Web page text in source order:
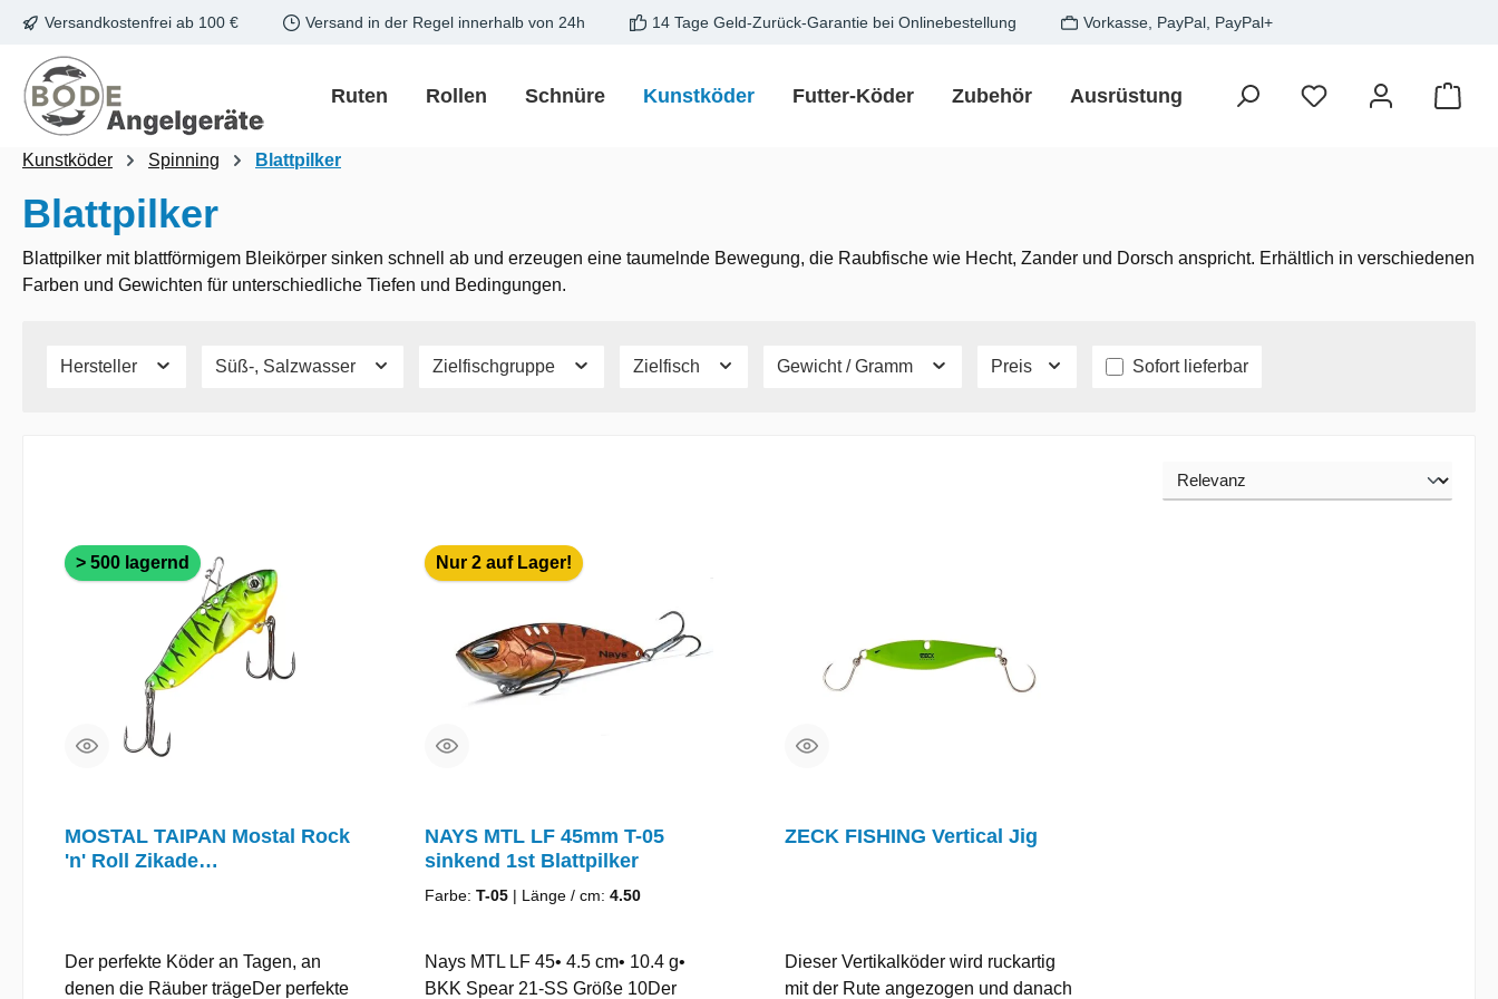
Hauptinhalt springen
Zur Suche springen
Zur Hauptnavigation springen
Versandkostenfrei ab 100 € Versand in der Regel innerhalb von 24h 14 Tage Geld-Zurück-Garantie bei Onlinebestellung Vorkasse, PayPal, PayPal+
Ruten Rollen Schnüre Kunstköder Futter-Köder Zubehör Ausrüstung Zielfisch SALE
Kunstköder Spinning Blattpilker
Blattpilker
Blattpilker mit blattförmigem Bleikörper sinken schnell ab und erzeugen eine taumelnde Bewegung, die Raubfische wie Hecht, Zander und Dorsch anspricht. Erhältlich in verschiedenen
Farben und Gewichten für unterschiedliche Tiefen und Bedingungen.
Hersteller Süß-, Salzwasser Zielfischgruppe Zielfisch Gewicht / Gramm Preis Sofort lieferbar
> 500 lagernd
MOSTAL TAIPAN Mostal Rock
'n' Roll Zikade
Der perfekte Köder an Tagen, an
denen die Räuber trägeDer perfekte
Nur 2 auf Lager!
NAYS MTL LF 45mm T-05
sinkend 1st Blattpilker
Farbe: T-05 | Länge / cm: 4.50
Nays MTL LF 45• 4.5 cm• 10.4 g•
BKK Spear 21-SS Größe 10Der
ZECK FISHING Vertical Jig
Dieser Vertikalköder wird ruckartig
mit der Rute angezogen und danach